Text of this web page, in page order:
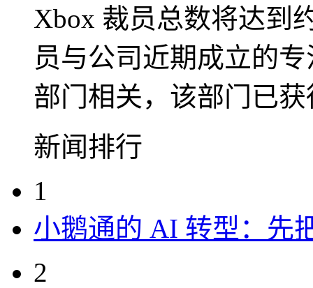
Xbox 裁员总数将达到
员与公司近期成立的
部门相关，该部门已
新闻排行
1
小鹅通的 AI 转型：先
2